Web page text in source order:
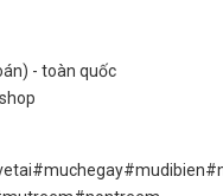
- toàn quốc